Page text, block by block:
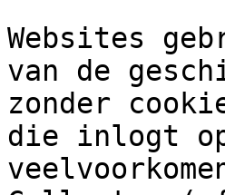
Websites
van de
zonder
die inlogt